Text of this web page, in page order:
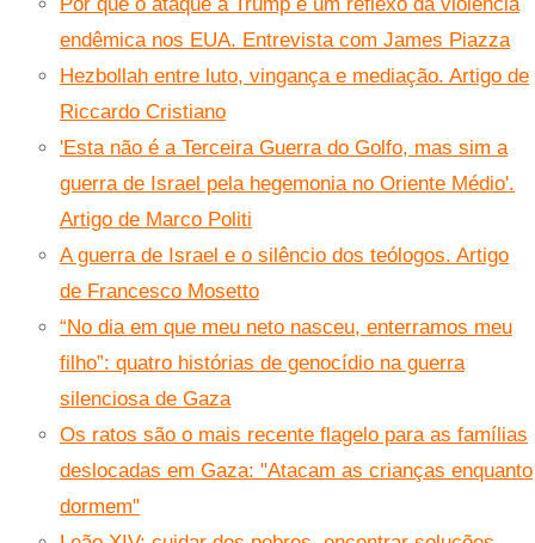
endêmica nos EUA. Entrevista com James Piazza
Hezbollah entre luto, vingança e mediação. Artigo de
Riccardo Cristiano
'Esta não é a Terceira Guerra do Golfo, mas sim a
guerra de Israel pela hegemonia no Oriente Médio'.
Artigo de Marco Politi
A guerra de Israel e o silêncio dos teólogos. Artigo
de Francesco Mosetto
“No dia em que meu neto nasceu, enterramos meu
filho”: quatro histórias de genocídio na guerra
silenciosa de Gaza
Os ratos são o mais recente flagelo para as famílias
deslocadas em Gaza: "Atacam as crianças enquanto
dormem"